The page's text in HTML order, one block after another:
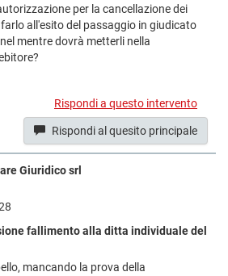
per la cancellazione dei
all'esito del passaggio in giudicato
mentre dovrà metterli nella
Rispondi a questo intervento
Rispondi al quesito principale
Giuridico srl
fallimento alla ditta individuale del
mancando la prova della